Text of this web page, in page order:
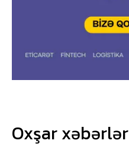
Oxşar xəbərlər